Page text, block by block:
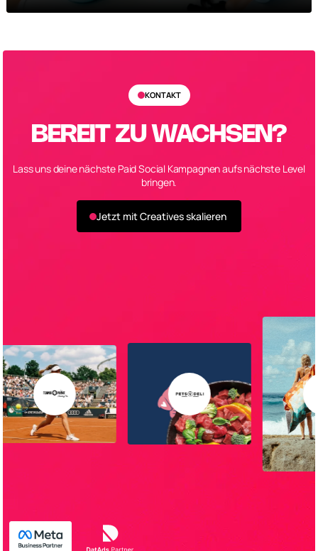
KONTAKT
BEREIT ZU WACHSEN?
Lass uns deine nächste Paid Social Kampagnen aufs nächste Level
bringen.
Jetzt mit Creatives skalieren